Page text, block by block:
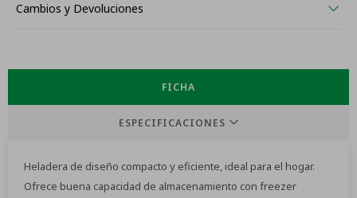
Cambios y Devoluciones
FICHA
ESPECIFICACIONES
Heladera de diseño compacto y eficiente, ideal para el hogar.
Ofrece buena capacidad de almacenamiento con freezer